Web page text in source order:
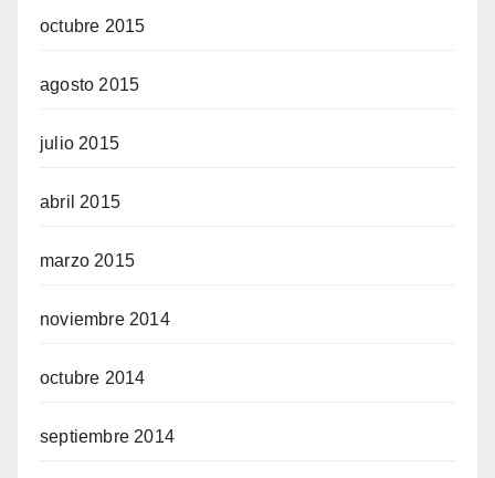
octubre 2015
agosto 2015
julio 2015
abril 2015
marzo 2015
noviembre 2014
octubre 2014
septiembre 2014